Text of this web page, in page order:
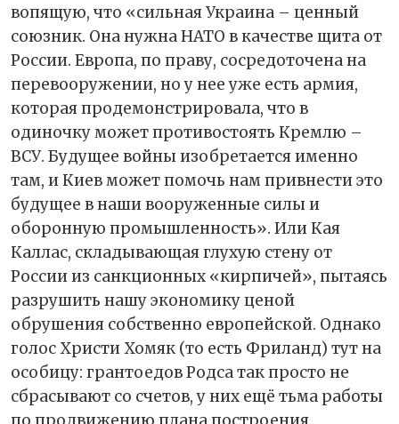
вопящую, что «сильная Украина – ценный
союзник. Она нужна НАТО в качестве щита от
России. Европа, по праву, сосредоточена на
перевооружении, но у нее уже есть армия,
которая продемонстрировала, что в
одиночку может противостоять Кремлю –
ВСУ. Будущее войны изобретается именно
там, и Киев может помочь нам привнести это
будущее в наши вооруженные силы и
оборонную промышленность». Или Кая
Каллас, складывающая глухую стену от
России из санкционных «кирпичей», пытаясь
разрушить нашу экономику ценой
обрушения собственно европейской. Однако
голос Христи Хомяк (то есть Фриланд) тут на
особицу: грантоедов Родса так просто не
сбрасывают со счетов, у них ещё тьма работы